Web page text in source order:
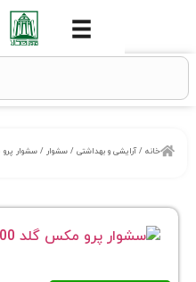
و بهداشتی/سشوار/ سشوار پرو مکس گلد 3000 وات مدل 5728